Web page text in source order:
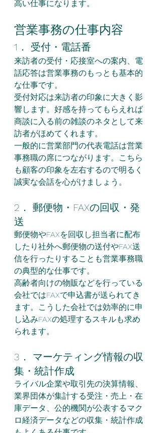
高い仕事になります。
営業事務の仕事内容
1． 受付・電話番
来訪者の受付・応接室への案内、電
話応答は営業事務のもっとも基本的
な仕事です。
受付対応は来訪者の印象に大きく影
響します。好感を持ってもらえれば
商談に入る前の雑談のネタとして来
訪者がほめてくれます。
一般的に営業部門の代表電話は営業
事務職の席につながります。こちら
も顧客の印象を左右するので明るく
誠実な会話を心がけましょう。
2． 郵便物・FAXの回収・発
送
郵便物やFAXを回収し担当者に配布
したり社外へ郵便物の送付やFAX送
信を行ったりすることも営業事務職
の典型的な仕事です。
高齢者向けの物販などを行っている
会社ではFAXで申込書が送られてき
ます。こうした会社では効率的に申
し込みFAXの処理するスキルも求め
られます。
3． マーケティング情報の収
集・統計作成
ライバル企業や取引先の決算情報、
業界団体が集計する受注・売上・在
庫データ、公的機関が公表するマク
ロ経済データなどの収集・統計作成